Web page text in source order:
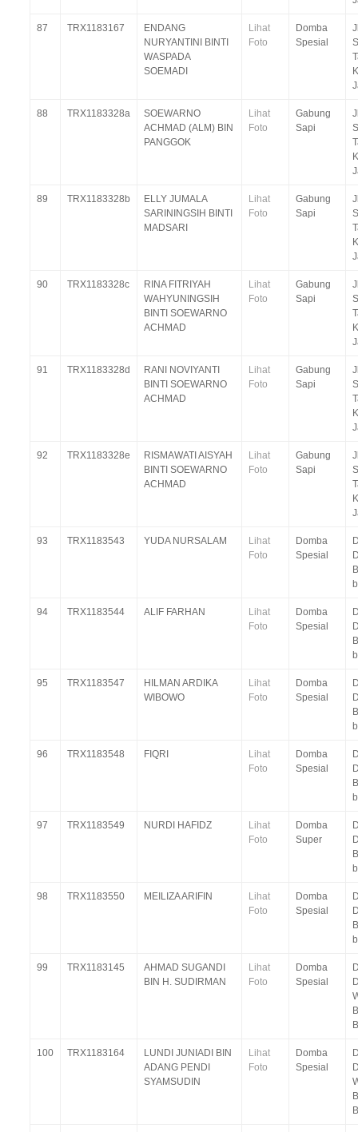
87 TRX1183167
ENDANG
NURYANTINI BINTI
WASPADA
SOEMADI
Lihat
Foto
Domba
Spesial
88 TRX1183328a
SOEWARNO
ACHMAD (ALM) BIN
PANGGOK
Lihat
Foto
Gabung
Sapi
89 TRX1183328b
ELLY JUMALA
SARININGSIH BINTI
MADSARI
Lihat
Foto
Gabung
Sapi
90 TRX1183328c
RINA FITRIYAH
WAHYUNINGSIH
BINTI SOEWARNO
ACHMAD
Lihat
Foto
Gabung
Sapi
91 TRX1183328d
RANI NOVIYANTI
BINTI SOEWARNO
ACHMAD
Lihat
Foto
Gabung
Sapi
92 TRX1183328e
RISMAWATI AISYAH
BINTI SOEWARNO
ACHMAD
Lihat
Foto
Gabung
Sapi
93 TRX1183543 YUDA NURSALAM
Lihat
Foto
Domba
Spesial
94 TRX1183544 ALIF FARHAN
Lihat
Foto
Domba
Spesial
95 TRX1183547
HILMAN ARDIKA
WIBOWO
Lihat
Foto
Domba
Spesial
96 TRX1183548 FIQRI
Lihat
Foto
Domba
Spesial
97 TRX1183549 NURDI HAFIDZ
Lihat
Foto
Domba
Super
98 TRX1183550 MEILIZA ARIFIN
Lihat
Foto
Domba
Spesial
99 TRX1183145
AHMAD SUGANDI
BIN H. SUDIRMAN
Lihat
Foto
Domba
Spesial
100 TRX1183164
LUNDI JUNIADI BIN
ADANG PENDI
SYAMSUDIN
Lihat
Foto
Domba
Spesial